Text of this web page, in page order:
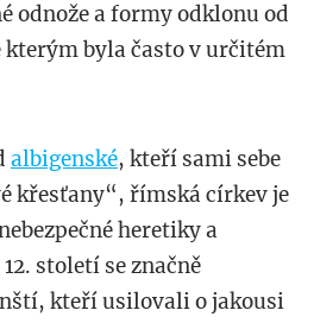
odnože a formy odklonu od
byla často v určitém
albigenské, kteří sami sebe
křesťany“, římská církev je
heretiky a
století se značně
kteří usilovali o jakousi